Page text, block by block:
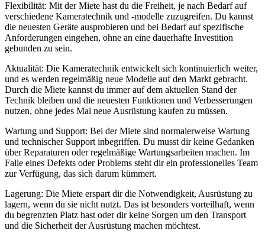
Flexibilität: Mit der Miete hast du die Freiheit, je nach Bedarf auf
verschiedene Kameratechnik und -modelle zuzugreifen. Du kannst
die neuesten Geräte ausprobieren und bei Bedarf auf spezifische
Anforderungen eingehen, ohne an eine dauerhafte Investition
gebunden zu sein.
Aktualität: Die Kameratechnik entwickelt sich kontinuierlich weiter,
und es werden regelmäßig neue Modelle auf den Markt gebracht.
Durch die Miete kannst du immer auf dem aktuellen Stand der
Technik bleiben und die neuesten Funktionen und Verbesserungen
nutzen, ohne jedes Mal neue Ausrüstung kaufen zu müssen.
Wartung und Support: Bei der Miete sind normalerweise Wartung
und technischer Support inbegriffen. Du musst dir keine Gedanken
über Reparaturen oder regelmäßige Wartungsarbeiten machen. Im
Falle eines Defekts oder Problems steht dir ein professionelles Team
zur Verfügung, das sich darum kümmert.
Lagerung: Die Miete erspart dir die Notwendigkeit, Ausrüstung zu
lagern, wenn du sie nicht nutzt. Das ist besonders vorteilhaft, wenn
du begrenzten Platz hast oder dir keine Sorgen um den Transport
und die Sicherheit der Ausrüstung machen möchtest.